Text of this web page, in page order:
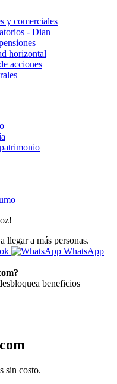
y comerciales
- Dian
horizontal
acciones
llegar a más personas.
WhatsApp
beneficios
sin costo.